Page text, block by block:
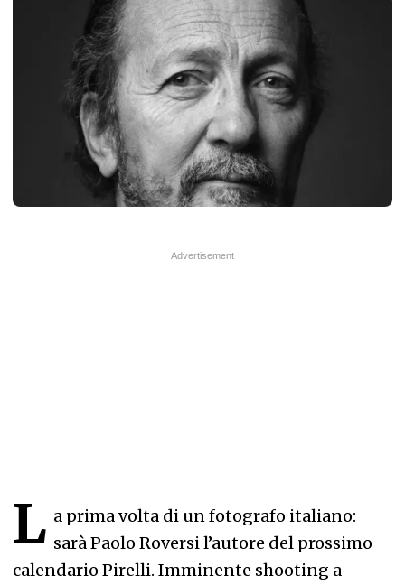
L a prima volta di un fotografo italiano:
sarà Paolo Roversi l’autore del prossimo
calendario Pirelli. Imminente shooting a